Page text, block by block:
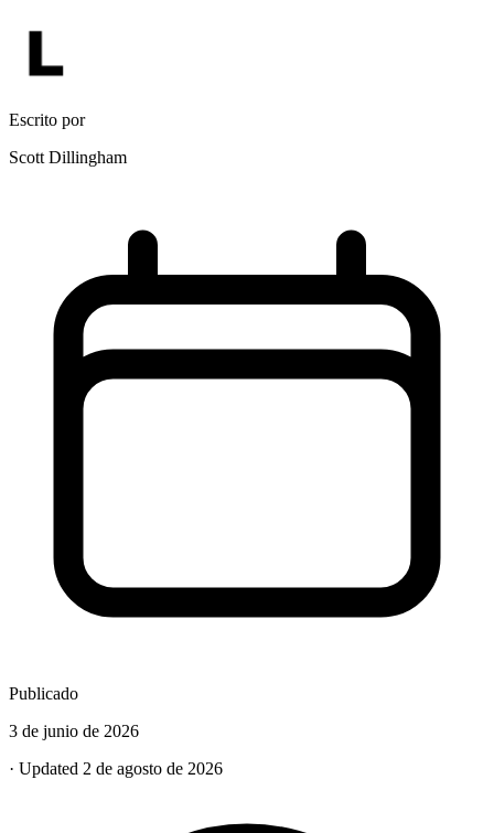
Escrito por
Scott Dillingham
Publicado
3 de junio de 2026
· Updated 2 de agosto de 2026